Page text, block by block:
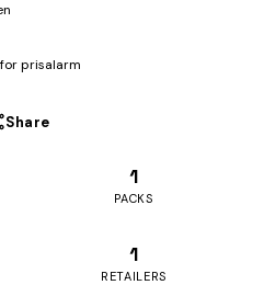
prisalarm
Share
1
PACKS
1
RETAILERS